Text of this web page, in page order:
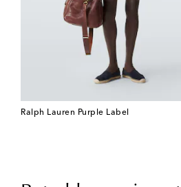
Ralph Lauren Purple Label